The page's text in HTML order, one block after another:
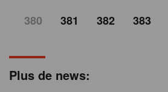
Plus de news:
380 381 382 383